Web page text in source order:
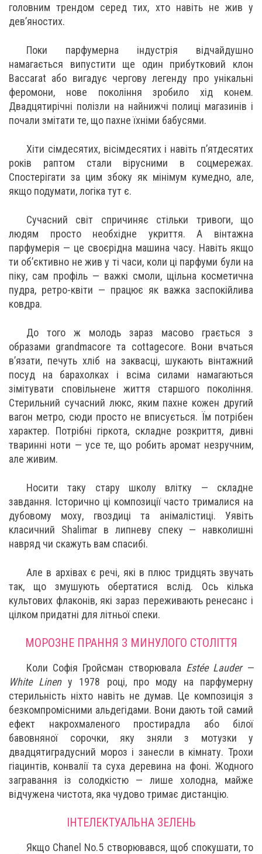
головним трендом серед тих, хто навіть не жив у
дев’яностих.
Поки парфумерна індустрія відчайдушно
намагається випустити ще один прибутковий клон
Baccarat або вигадує чергову легенду про унікальні
феромони, нове покоління зробило хід конем.
Двадцятирічні полізли на найнижчі полиці магазинів і
почали змітати те, що пахне їхніми бабусями.
Хіти сімдесятих, вісімдесятих і навіть п’ятдесятих
років раптом стали вірусними в соцмережах.
Спостерігати за цим збоку як мінімум кумедно, але,
якщо подумати, логіка тут є.
Сучасний світ спричиняє стільки тривоги, що
людям просто необхідне укриття. А вінтажна
парфумерія — це своєрідна машина часу. Навіть якщо
ти об’єктивно не жив у ті часи, коли ці парфуми були на
піку, сам профіль — важкі смоли, щільна косметична
пудра, ретро-квіти — працює як важка заспокійлива
ковдра.
До того ж молодь зараз масово грається з
образами grandmacore та cottagecore. Вони вчаться
в’язати, печуть хліб на заквасці, шукають вінтажний
посуд на барахолках і всіма силами намагаються
зімітувати сповільнене життя старшого покоління.
Стерильний сучасний люкс, яким пахне кожен другий
вагон метро, сюди просто не вписується. Їм потрібен
характер. Потрібні гіркота, складне розкриття, дивні
тваринні ноти — усе те, що робить аромат незручним,
але живим.
Носити таку стару школу влітку — складне
завдання. Історично ці композиції часто трималися на
дубовому моху, гвоздиці та анімалістиці. Уявіть
класичний Shalimar в липневу спеку — навколишні
навряд чи скажуть вам спасибі.
Але в архівах є речі, які в плюс тридцять звучать
так, що змушують обертатися вслід. Ось кілька
культових флаконів, які зараз переживають ренесанс і
цілком придатні для літньої спеки.
МОРОЗНЕ ПРАННЯ З МИНУЛОГО СТОЛІТТЯ
Коли Софія Гройсман створювала Estée Lauder —
White Linenу 1978 році, про моду на парфумерну
стерильність ніхто навіть не думав. Це композиція з
безкомпромісними альдегідами. Вони дають той самий
ефект накрохмаленого простирадла або білої
бавовняної сорочки, яку зняли з мотузки у
двадцятиградусний мороз і занесли в кімнату. Трохи
гіацинтів, конвалії та суха деревина на фоні. Жодного
загравання із солодкістю — лише холодна, майже
відчужена чистота, яка чудово тримає дистанцію.
ІНТЕЛЕКТУАЛЬНА ЗЕЛЕНЬ
Якщо Chanel No.5 створювався, щоб спокушати, то